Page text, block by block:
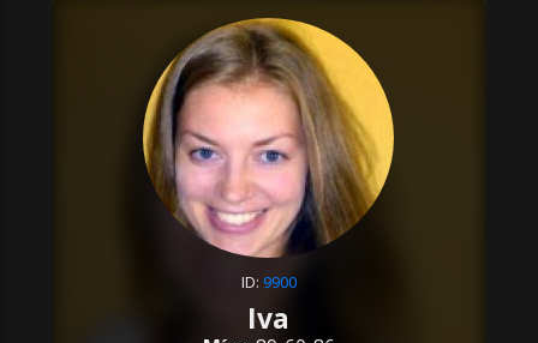
ID: 9900
Iva